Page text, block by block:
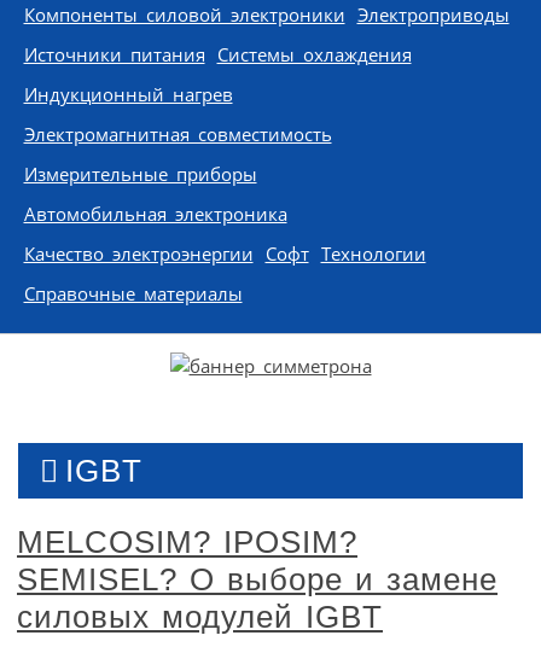
Компоненты силовой электроники Электроприводы
Источники питания Системы охлаждения
Индукционный нагрев
Электромагнитная совместимость
Измерительные приборы
Автомобильная электроника
Качество электроэнергии Софт Технологии
Справочные материалы
IGBT
MELCOSIM? IPOSIM?
SEMISEL? О выборе и замене
силовых модулей IGBT